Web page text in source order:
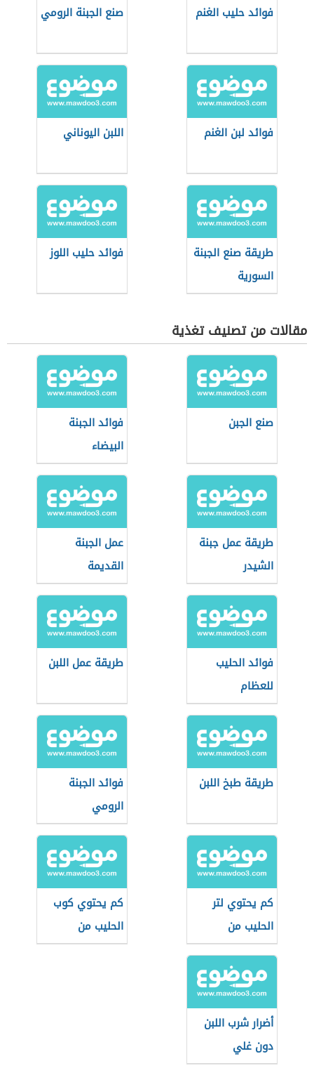
فوائد حليب الغنم صنع الجبنة الرومي
فوائد لبن الغنم اللبن اليوناني
طريقة صنع الجبنة
السورية
فوائد حليب اللوز
مقالات من تصنيف تغذية
صنع الجبن
فوائد الجبنة
البيضاء
طريقة عمل جبنة
الشيدر
عمل الجبنة
القديمة
فوائد الحليب
للعظام
طريقة عمل اللبن
طريقة طبخ اللبن
فوائد الجبنة
الرومي
كم يحتوي لتر
الحليب من
البروتين
كم يحتوي كوب
الحليب من
البروتين
أضرار شرب اللبن
دون غلي